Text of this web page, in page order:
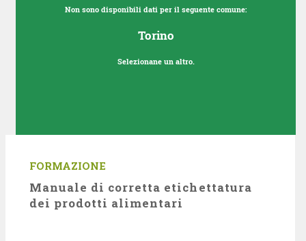
#lacampagnanonsiferma10
#lacampagnanonsiferma8
Non sono disponibili dati per il seguente comune:
Torino
Selezionane un altro.
FORMAZIONE
Manuale di corretta etichettatura
dei prodotti alimentari